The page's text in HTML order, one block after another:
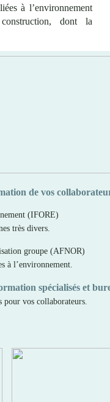
à l’environnement
dont la
de vos
(IFORE)
très divers.
groupe (AFNOR)
à l’environnement.
spécialisés et
pour vos collaborateurs.